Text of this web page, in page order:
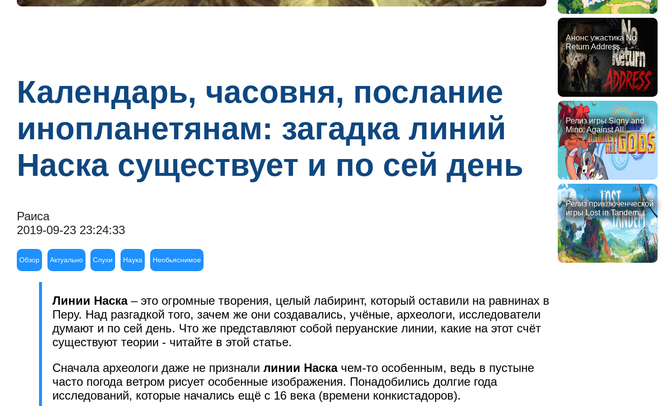
Календарь, часовня, послание
инопланетянам: загадка линий
Наска существует и по сей день
Раиса
2019-09-23 23:24:33
Обзор Актуально Слухи Наука Необьяснимое
Линии Наска– это огромные творения, целый лабиринт, который оставили на равнинах в
Перу. Над разгадкой того, зачем же они создавались, учёные, археологи, исследователи
думают и по сей день. Что же представляют собой перуанские линии, какие на этот счёт
существуют теории - читайте в этой статье.
Сначала археологи даже не признали линии Наскачем-то особенным, ведь в пустыне
часто погода ветром рисует особенные изображения. Понадобились долгие года
исследований, которые начались ещё с 16 века (времени конкистадоров).
Анонс ужастика No
Return Address...
Релиз игры Signy and
Mino: Against All...
Релиз приключенческой
игры Lost in Tandem...